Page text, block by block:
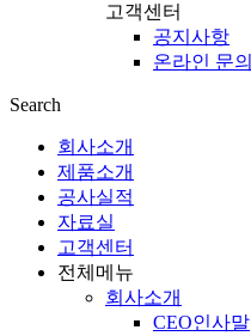
고객센터
공지사항
온라인 문의
Search
회사소개
제품소개
공사실적
자료실
고객센터
전체메뉴
회사소개
CEO인사말